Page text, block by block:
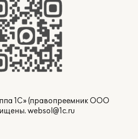
1С» (правопреемник ООО
websol@1c.ru